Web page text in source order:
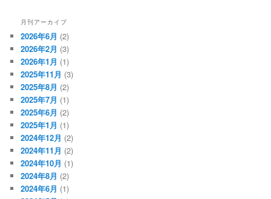
月刊アーカイブ
2026年6月 (2)
2026年2月 (3)
2026年1月 (1)
2025年11月 (3)
2025年8月 (2)
2025年7月 (1)
2025年6月 (2)
2025年1月 (1)
2024年12月 (2)
2024年11月 (2)
2024年10月 (1)
2024年8月 (2)
2024年6月 (1)